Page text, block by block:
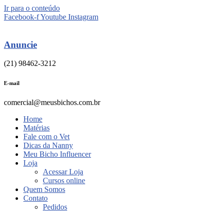
Ir para o conteúdo
Facebook-fYoutube Instagram
Anuncie
(21) 98462-3212
E-mail
comercial@meusbichos.com.br
Home
Matérias
Fale com o Vet
Dicas da Nanny
Meu Bicho Influencer
Loja
Acessar Loja
Cursos online
Quem Somos
Contato
Pedidos